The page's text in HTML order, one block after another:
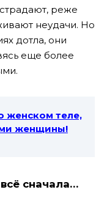
реже
неудачи. Но
дотла, они
еще более
женском теле,
женщины!
сначала…